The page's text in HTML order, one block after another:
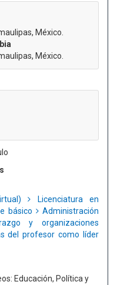
México.
México.
Licenciatura en
básico
Administración
y organizaciones
del profesor como líder
Educación, Política y